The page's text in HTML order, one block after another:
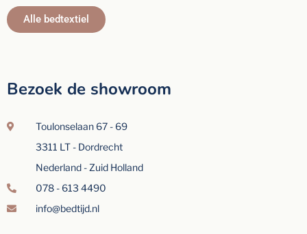
Alle bedtextiel
Bezoek de showroom
Toulonselaan 67 - 69
3311 LT - Dordrecht
Nederland - Zuid Holland
078 - 613 4490
info@bedtijd.nl